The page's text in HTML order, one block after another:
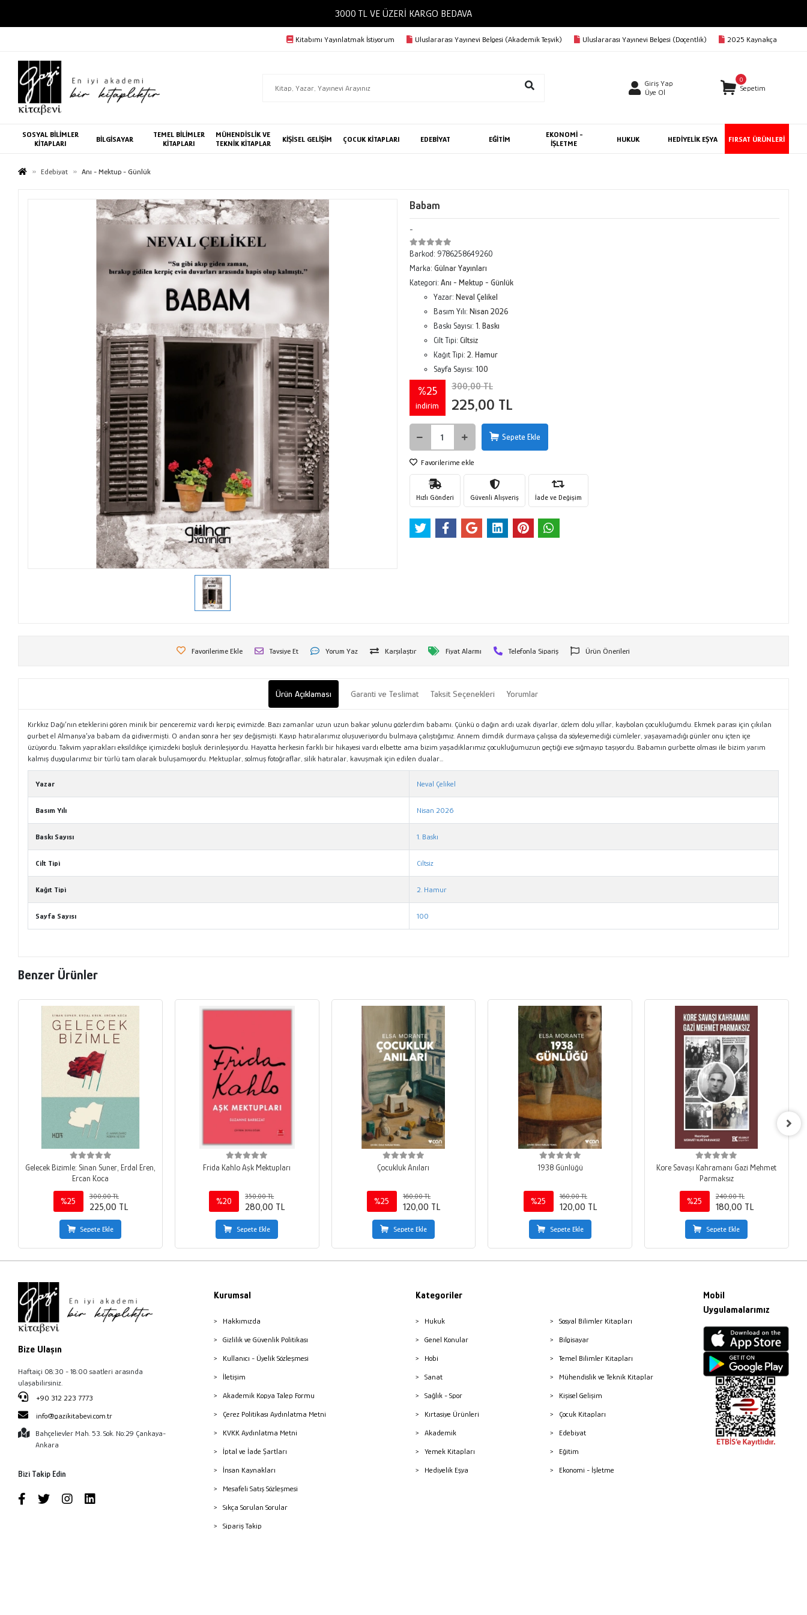
3000 TL VE ÜZERİ KARGO BEDAVA
Kitabımı Yayınlatmak İstiyorum Uluslararası Yayınevi Belgesi (Akademik Teşvik) Uluslararası Yayınevi Belgesi (Doçentlik) 2025 Kaynakça
Giriş Yap
Üye Ol
0
Sepetim
SOSYAL BİLİMLER
KİTAPLARI
BİLGİSAYAR
TEMEL BİLİMLER
KİTAPLARI
MÜHENDİSLİK VE
TEKNİK KİTAPLAR
KİŞİSEL GELİŞİM ÇOCUK KİTAPLARI EDEBİYAT EĞİTİM
EKONOMİ -
İŞLETME
HUKUK HEDİYELİK EŞYA FIRSAT ÜRÜNLERİ
Edebiyat Anı - Mektup - Günlük
Babam
-
Barkod: 9786258649260
Marka: Gülnar Yayınları
Kategori: Anı - Mektup - Günlük
Yazar: Neval Çelikel
Basım Yılı: Nisan 2026
Baskı Sayısı: 1. Baskı
Cilt Tipi: Ciltsiz
Kağıt Tipi: 2. Hamur
Sayfa Sayısı: 100
%25
indirim
300,00 TL
225,00 TL
Sepete Ekle
Favorilerime ekle
Hızlı Gönderi Güvenli Alışveriş İade ve Değişim
Favorilerime Ekle Tavsiye Et Yorum Yaz Karşılaştır Fiyat Alarmı Telefonla Sipariş Ürün Önerileri
Ürün Açıklaması Garanti ve Teslimat Taksit Seçenekleri Yorumlar
Kırkkız Dağı’nın eteklerini gören minik bir penceremiz vardı kerpiç evimizde. Bazı zamanlar uzun uzun bakar yolunu gözlerdim babamı. Çünkü o dağın ardı uzak diyarlar, özlem dolu yıllar, kaybolan çocukluğumdu. Ekmek parası için çıkılan
gurbet el Almanya’ya babam da gidivermişti. O andan sonra her şey değişmişti. Kayıp hatıralarımız oluşuveriyordu bulmaya çalıştığımız. Annem dimdik durmaya çalışsa da söyleyemediği cümleler, yaşayamadığı günler onu içten içe
üzüyordu. Takvim yaprakları eksildikçe içimizdeki boşluk derinleşiyordu. Hayatta herkesin farklı bir hikayesi vardı elbette ama bizim yaşadıklarımız çocukluğumuzun geçtiği eve sığmayıp taşıyordu. Babamın gurbette olması ile bizim yarım
kalmış duygularımız bir türlü tam olarak buluşamıyordu. Mektuplar, solmuş fotoğraflar, silik hatıralar, kavuşmak için edilen dualar...
Yazar Neval Çelikel
Basım Yılı Nisan 2026
Baskı Sayısı 1. Baskı
Cilt Tipi Ciltsiz
Kağıt Tipi 2. Hamur
Sayfa Sayısı 100
Benzer Ürünler
Gelecek Bizimle: Sinan Suner, Erdal Eren,
Ercan Koca
%25
300,00 TL
225,00 TL
Sepete Ekle
Frida Kahlo Aşk Mektupları
%20
350,00 TL
280,00 TL
Sepete Ekle
Çocukluk Anıları
%25
160,00 TL
120,00 TL
Sepete Ekle
1938 Günlüğü
%25
160,00 TL
120,00 TL
Sepete Ekle
Kore Savaşı Kahramanı Gazi Mehmet
Parmaksız
%25
240,00 TL
180,00 TL
Sepete Ekle
Bize Ulaşın
Haftaiçi 08:30 - 18:00 saatleri arasında
ulaşabilirsiniz.
+90 312 223 7773
info@gazikitabevi.com.tr
Bahçelievler Mah. 53. Sok. No:29 Çankaya-
Ankara
Bizi Takip Edin
Kurumsal
Hakkımızda
Gizlilik ve Güvenlik Politikası
Kullanıcı - Üyelik Sözleşmesi
İletişim
Akademik Kopya Talep Formu
Çerez Politikası Aydınlatma Metni
KVKK Aydınlatma Metni
İptal ve İade Şartları
İnsan Kaynakları
Mesafeli Satış Sözleşmesi
Sıkça Sorulan Sorular
Sipariş Takip
Kategoriler
Hukuk
Genel Konular
Hobi
Sanat
Sağlık - Spor
Kırtasiye Ürünleri
Akademik
Yemek Kitapları
Hediyelik Eşya
Sosyal Bilimler Kitapları
Bilgisayar
Temel Bilimler Kitapları
Mühendislik ve Teknik Kitaplar
Kişisel Gelişim
Çocuk Kitapları
Edebiyat
Eğitim
Ekonomi - İşletme
Mobil
Uygulamalarımız